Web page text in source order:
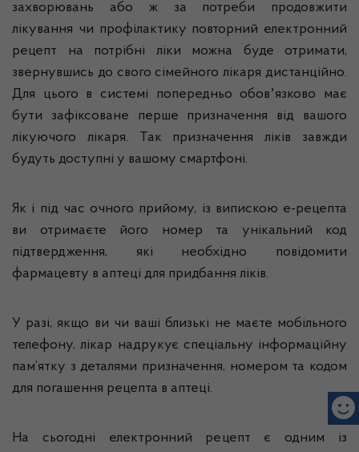
захворювань або ж за потреби продовжити
лікування чи профілактику повторний електронний
рецепт на потрібні ліки можна буде отримати,
звернувшись до свого сімейного лікаря дистанційно.
Для цього в системі попередньо обовʼязково має
бути зафіксоване перше призначення від вашого
лікуючого лікаря. Так призначення ліків завжди
будуть доступні у вашому смартфоні.
Як і під час очного прийому, із випискою е-рецепта
ви отримаєте його номер та унікальний код
підтвердження, які необхідно повідомити
фармацевту в аптеці для придбання ліків.
У разі, якщо ви чи ваші близькі не маєте мобільного
телефону, лікар надрукує спеціальну інформаційну
пам’ятку з деталями призначення, номером та кодом
для погашення рецепта в аптеці.
На сьогодні електронний рецепт є одним із